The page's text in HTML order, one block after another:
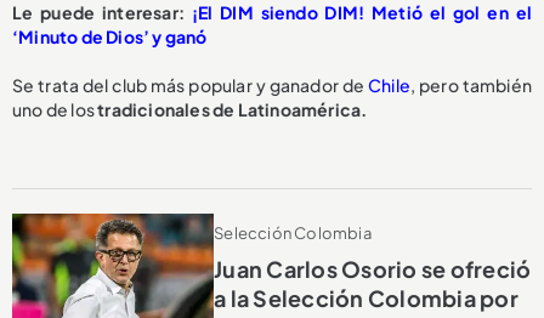
Le puede interesar: ¡El DIM siendo DIM! Metió el gol en el
‘Minuto de Dios’ y ganó
Se trata del club más popular y ganador de Chile, pero también
uno de lostradicionales de Latinoamérica.
Selección Colombia
Juan Carlos Osorio se ofreció
a la Selección Colombia por